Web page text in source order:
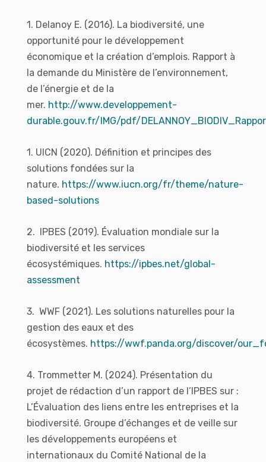
1. Delanoy E. (2016). La biodiversité, une
opportunité pour le développement
économique et la création d’emplois. Rapport à
la demande du Ministère de l’environnement,
de l’énergie et de la
mer. http://www.developpement-
durable.gouv.fr/IMG/pdf/
1. UICN (2020). Définition et principes des
solutions fondées sur la
nature. https://www.iucn.org/fr/theme/nature-
based-solutions
2. IPBES (2019). Évaluation mondiale sur la
biodiversité et les services
écosystémiques. https://ipbes.net/global-
assessment
3. WWF (2021). Les solutions naturelles pour la
gestion des eaux et des
écosystèmes. https://wwf.panda.org/discover/
4. Trommetter M. (2024). Présentation du
projet de rédaction d’un rapport de l’IPBES sur :
L’Évaluation des liens entre les entreprises et la
biodiversité. Groupe d’échanges et de veille sur
les développements européens et
internationaux du Comité National de la